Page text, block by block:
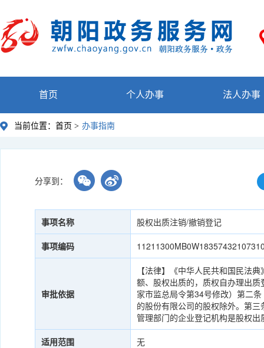
首页 个人办事 法人办事
当前位置： 首页 > 办事指南
分享到：
事项名称 股权出质注销/撤销登记
事项编码
审批依据
【法律】《中华人民共和国民法
额、股权出质的，质权自办理出
家市监总局令第34号修改）第二
的股份有限公司的股权除外。第
管理部门的企业登记机构是股权出
适用范围 无